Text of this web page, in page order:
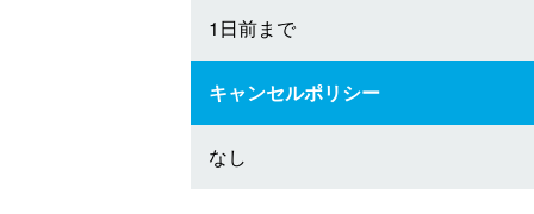
1日前まで
キャンセルポリシー
なし